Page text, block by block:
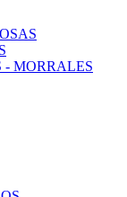
- MORRALES